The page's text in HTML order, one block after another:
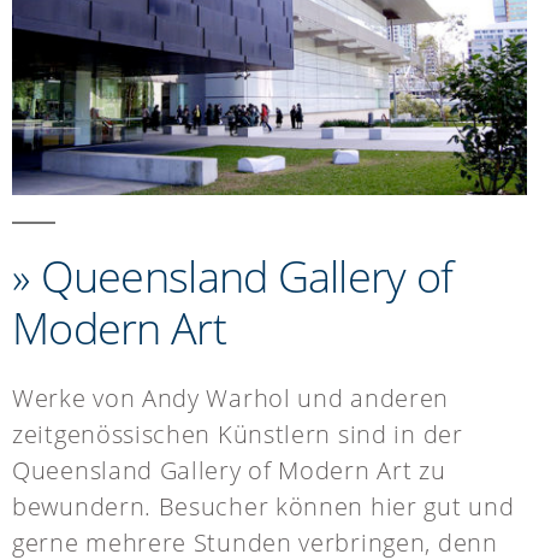
» Queensland Gallery of
Modern Art
Werke von Andy Warhol und anderen
zeitgenössischen Künstlern sind in der
Queensland Gallery of Modern Art zu
bewundern. Besucher können hier gut und
gerne mehrere Stunden verbringen, denn